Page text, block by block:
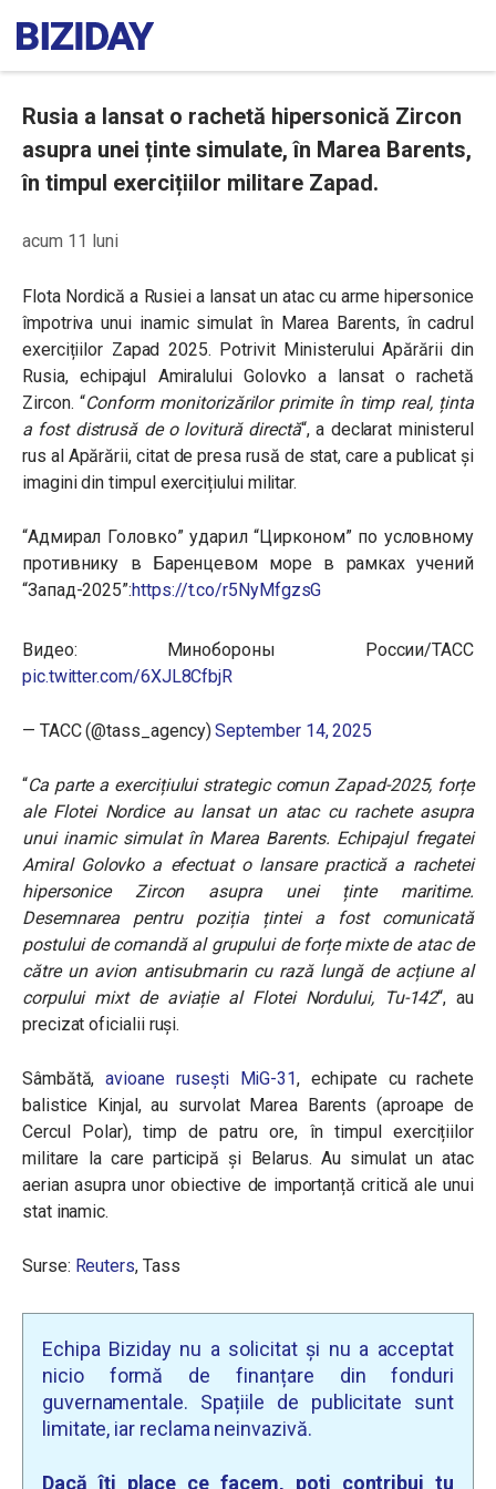
Rusia a lansat o rachetă hipersonică Zircon
asupra unei ținte simulate, în Marea Barents,
în timpul exercițiilor militare Zapad.
acum 11 luni
Flota Nordică a Rusiei a lansat un atac cu arme hipersonice
împotriva unui inamic simulat în Marea Barents, în cadrul
exercițiilor Zapad 2025. Potrivit Ministerului Apărării din
Rusia, echipajul Amiralului Golovko a lansat o rachetă
Zircon. “Conform monitorizărilor primite în timp real, ținta
a fost distrusă de o lovitură directă“, a declarat ministerul
rus al Apărării, citat de presa rusă de stat, care a publicat și
imagini din timpul exercițiului militar.
“Адмирал Головко” ударил “Цирконом” по условному
противнику в Баренцевом море в рамках учений
“Запад-2025”:https://t.co/r5NyMfgzsG
Видео: Минобороны России/ТАСС
pic.twitter.com/6XJL8CfbjR
— ТАСС (@tass_agency)September 14, 2025
“Ca parte a exercițiului strategic comun Zapad-2025, forțe
ale Flotei Nordice au lansat un atac cu rachete asupra
unui inamic simulat în Marea Barents. Echipajul fregatei
Amiral Golovko a efectuat o lansare practică a rachetei
hipersonice Zircon asupra unei ținte maritime.
Desemnarea pentru poziția țintei a fost comunicată
postului de comandă al grupului de forțe mixte de atac de
către un avion antisubmarin cu rază lungă de acțiune al
corpului mixt de aviație al Flotei Nordului, Tu-142“, au
precizat oficialii ruși.
Sâmbătă,avioane rusești MiG-31, echipate cu rachete
balistice Kinjal, au survolat Marea Barents (aproape de
Cercul Polar), timp de patru ore, în timpul exercițiilor
militare la care participă și Belarus. Au simulat un atac
aerian asupra unor obiective de importanță critică ale unui
stat inamic.
Surse: Reuters, Tass
Echipa Biziday nu a solicitat și nu a acceptat
nicio formă de finanțare din fonduri
guvernamentale. Spațiile de publicitate sunt
limitate, iar reclama neinvazivă.
Dacă îți place ce facem, poți contribui tu